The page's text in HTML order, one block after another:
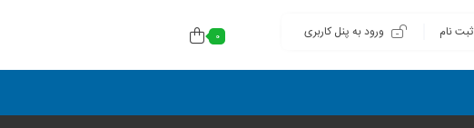
ثبت نام ورود به پنل کاربری 0